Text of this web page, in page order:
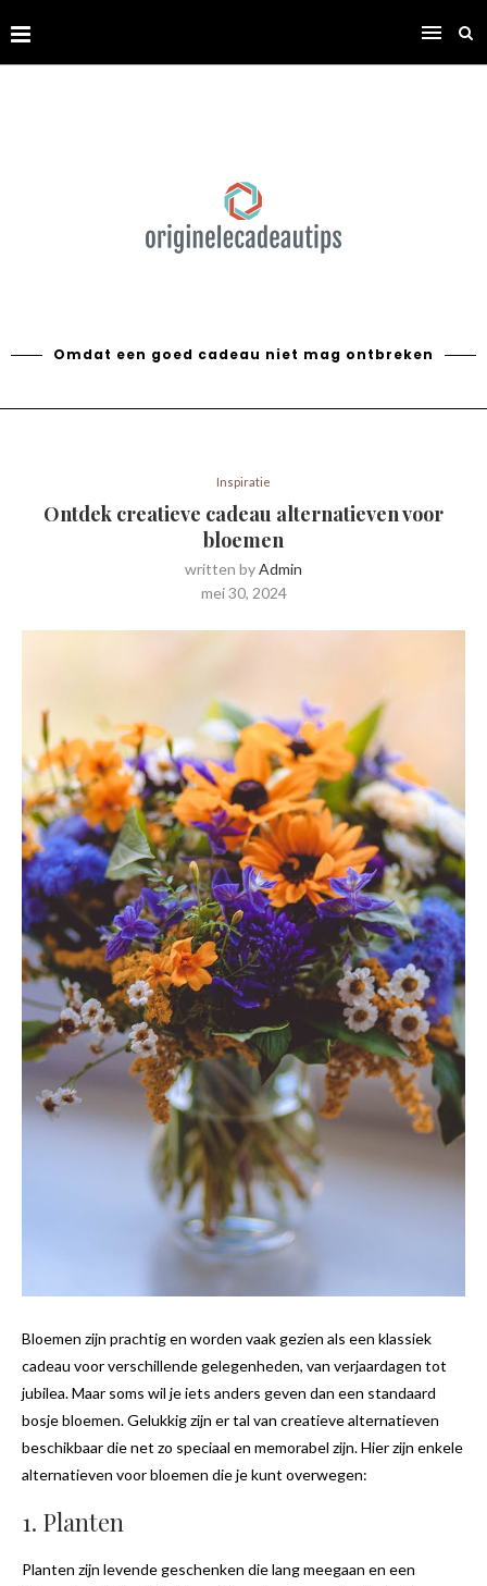
Omdat een goed cadeau niet mag ontbreken
Inspiratie
Ontdek creatieve cadeau alternatieven voor
bloemen
written byAdmin
mei 30, 2024
Bloemen zijn prachtig en worden vaak gezien als een klassiek
cadeau voor verschillende gelegenheden, van verjaardagen tot
jubilea. Maar soms wil je iets anders geven dan een standaard
bosje bloemen. Gelukkig zijn er tal van creatieve alternatieven
beschikbaar die net zo speciaal en memorabel zijn. Hier zijn enkele
alternatieven voor bloemen die je kunt overwegen:
1. Planten
Planten zijn levende geschenken die lang meegaan en een